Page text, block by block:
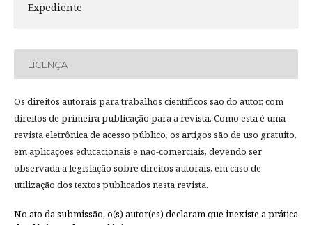
Expediente
LICENÇA
Os direitos autorais para trabalhos científicos são do autor, com
direitos de primeira publicação para a revista. Como esta é uma
revista eletrônica de acesso público, os artigos são de uso gratuito,
em aplicações educacionais e não-comerciais, devendo ser
observada a legislação sobre direitos autorais, em caso de
utilização dos textos publicados nesta revista.
No ato da submissão, o(s) autor(es) declaram que inexiste a prática